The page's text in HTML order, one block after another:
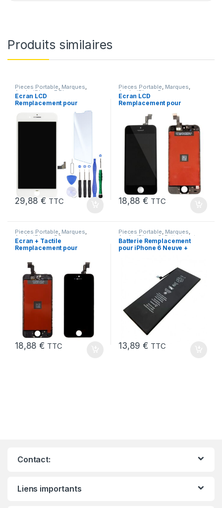
Produits similaires
Pieces Portable, Marques,
Apple iPhone 7 Plus
Ecran LCD
Remplacement pour
KIT Outils
29,88€ TTC
Pieces Portable, Marques,
Apple iPhone 5s
Ecran LCD
Remplacement pour
tactile + Outils
18,88€ TTC
Pieces Portable, Marques,
Apple iPhone 5C
Ecran + Tactile
Remplacement pour
sur Chassis + Outils
18,88€ TTC
Pieces Portable, Marques,
Apple iPhone 6 , Batteries et
chargeurs,Batteries Apple
Batterie Remplacement
pour iPhone 6 Neuve +
13,89€ TTC
Contact:
Liens importants